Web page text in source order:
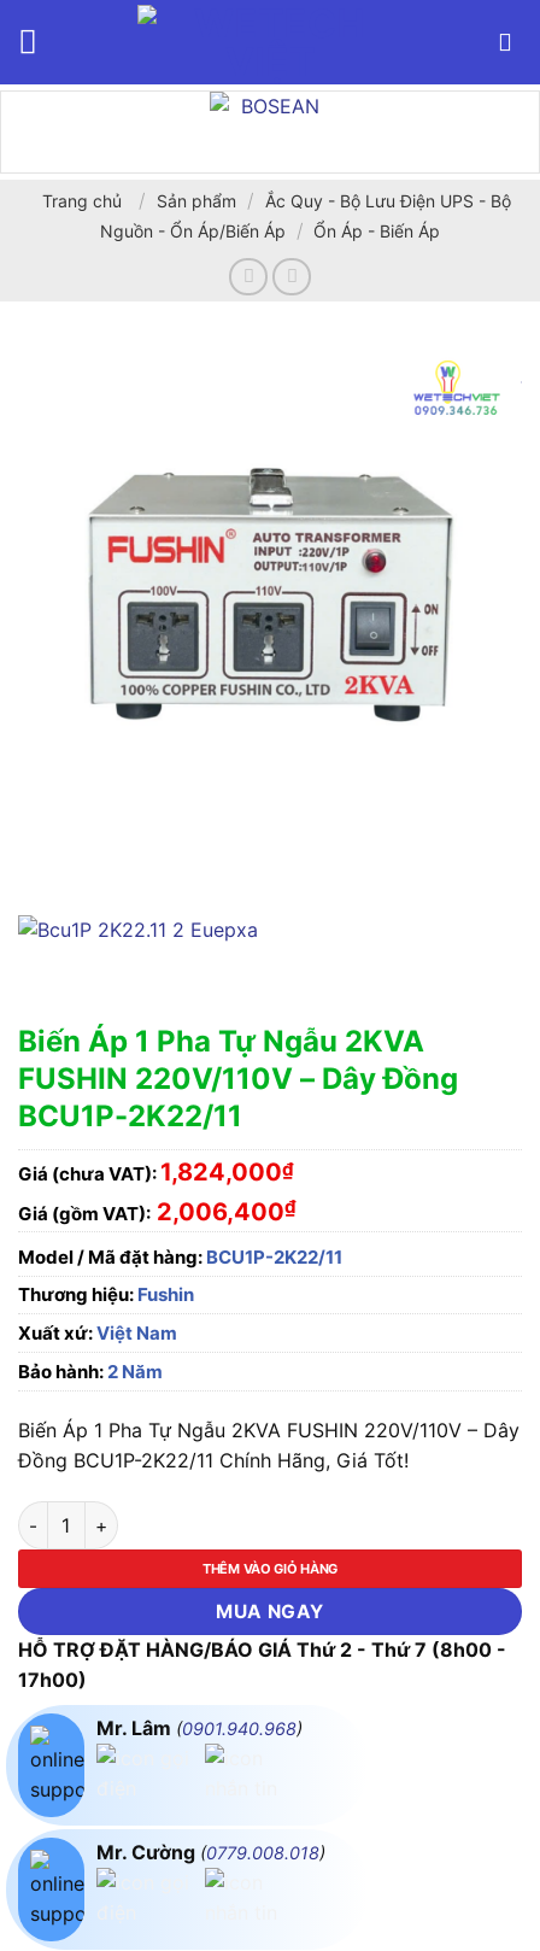
Trang chủ / Sản phẩm /
Ắc Quy - Bộ Lưu Điện UPS - Bộ
Nguồn - Ổn Áp/Biến Áp
/ Ổn Áp - Biến Áp
Biến Áp 1 Pha Tự Ngẫu 2KVA
FUSHIN 220V/110V – Dây Đồng
BCU1P-2K22/11
Giá (chưa VAT): 1,824,000₫
Giá (gồm VAT): 2,006,400₫
Model / Mã đặt hàng: BCU1P-2K22/11
Thương hiệu: Fushin
Xuất xứ:Việt Nam
Bảo hành:2 Năm
Biến Áp 1 Pha Tự Ngẫu 2KVA FUSHIN 220V/110V – Dây
Đồng BCU1P-2K22/11 Chính Hãng, Giá Tốt!
Biến Áp 1 Pha Tự Ngẫu 2KVA FUSHIN 220V/110V - Dây Đồng
THÊM VÀO GIỎ HÀNG
MUA NGAY
HỖ TRỢ ĐẶT HÀNG/BÁO GIÁ Thứ 2 - Thứ 7 (8h00 -
17h00)
Mr. Lâm (0901.940.968)
Mr. Cường (0779.008.018)